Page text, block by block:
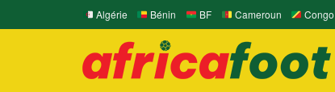
Algérie Bénin BF Cameroun Congo